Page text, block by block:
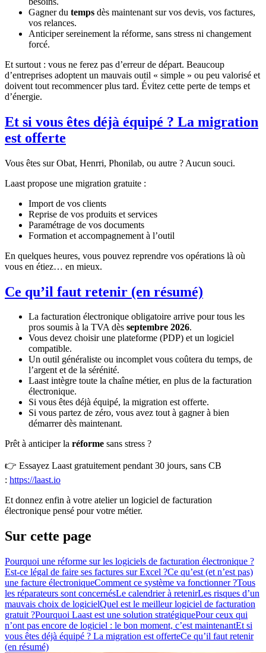
Gagner du temps dès maintenant sur vos devis, vos factures,
vos relances.
Anticiper sereinement la réforme, sans stress ni changement
forcé.
Et surtout : vous ne ferez pas d’erreur de départ. Beaucoup
d’entreprises adoptent un mauvais outil « simple » ou peu valorisé et
doivent tout recommencer plus tard. Évitez cette perte de temps et
d’énergie.
Et si vous êtes déjà équipé ? La migration
est offerte
Vous êtes sur Obat, Henrri, Phonilab, ou autre ? Aucun souci.
Laast propose une migration gratuite :
Import de vos clients
Reprise de vos produits et services
Paramétrage de vos documents
Formation et accompagnement à l’outil
En quelques heures, vous pouvez reprendre vos opérations là où
vous en étiez… en mieux.
Ce qu’il faut retenir (en résumé)
La facturation électronique obligatoire arrive pour tous les
pros soumis à la TVA dès septembre 2026.
Vous devez choisir une plateforme (PDP) et un logiciel
compatible.
Un outil généraliste ou incomplet vous coûtera du temps, de
l’argent et de la sérénité.
Laast intègre toute la chaîne métier, en plus de la facturation
électronique.
Si vous êtes déjà équipé, la migration est offerte.
Si vous partez de zéro, vous avez tout à gagner à bien
démarrer dès maintenant.
Prêt à anticiper la réforme sans stress ?
👉 Essayez Laast gratuitement pendant 30 jours, sans CB
: https://laast.io
Et donnez enfin à votre atelier un logiciel de facturation
électronique pensé pour votre métier.
Sur cette page
Pourquoi une réforme sur les logiciels de facturation électronique ?
Est-ce légal de faire ses factures sur Excel ?Ce qu’est (et n’est pas)
une facture électroniqueComment ce système va fonctionner ?Tous
les réparateurs sont concernésLe calendrier à retenirLes risques d’un
mauvais choix de logicielQuel est le meilleur logiciel de facturation
gratuit ?Pourquoi Laast est une solution stratégiquePour ceux qui
n’ont pas encore de logiciel : le bon moment, c’est maintenantEt si
vous êtes déjà équipé ? La migration est offerteCe qu’il faut retenir
(en résumé)